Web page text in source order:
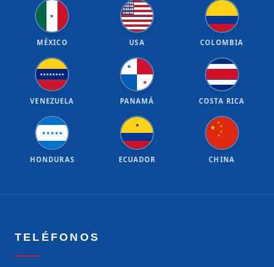
★
MÉXICO
★★★★★
★★★★★
★★★★★
★★★★★
USA COLOMBIA
★★★★★★★★
VENEZUELA
★
★
PANAMÁ COSTA RICA
★★★★★
HONDURAS
★
ECUADOR
★
★
★
★
★
CHINA
TELÉFONOS